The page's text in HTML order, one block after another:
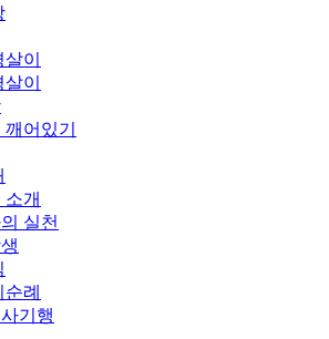
이
이
어있기
소개
실천
례
기행